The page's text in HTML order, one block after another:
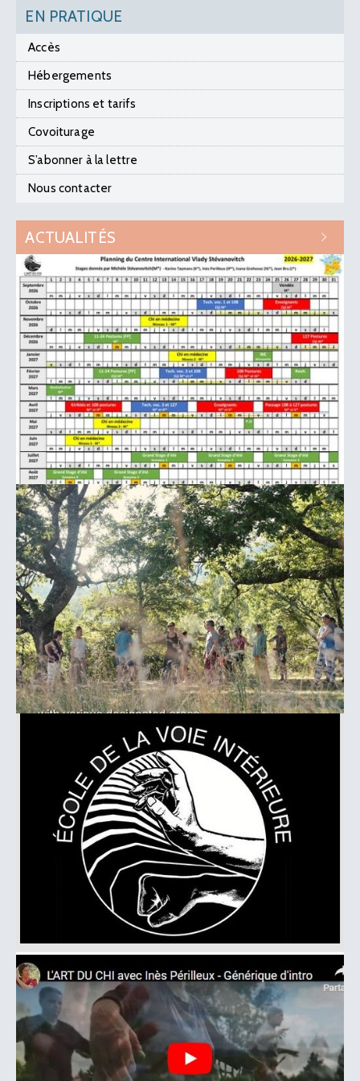
EN PRATIQUE
Accès
Hébergements
Inscriptions et tarifs
Covoiturage
S’abonner à la lettre
Nous contacter
ACTUALITÉS